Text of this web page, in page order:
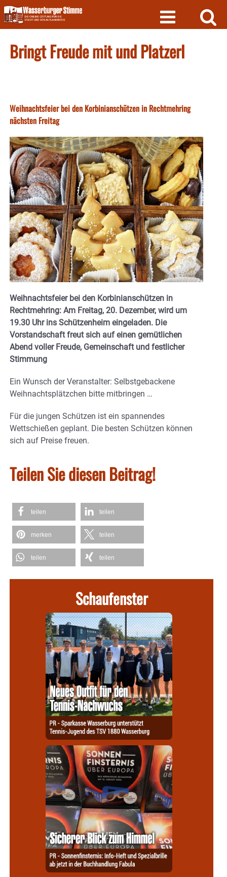
Skip
to
content
Bringt Freude mit und Platzerl
Weihnachtsfeier bei den Korbinianschützen in Rechtmehring
nächsten Freitag
Weihnachtsfeier bei den Korbinianschützen in
Rechtmehring: Am Freitag, 20. Dezember, wird um
19.30 Uhr ins Schützenheim eingeladen. Die
Vorstandschaft freut sich auf einen gemütlichen
Abend voller Freude, Gemeinschaft und festlicher
Stimmung
Ein Wunsch der Veranstalter: Selbstgebackene
Weihnachtsplätzchen bitte mitbringen …
Für die jungen Schützen ist ein spannendes
Wettschießen geplant. Die besten Schützen können
sich auf Preise freuen.
Teilen Sie diesen Beitrag!
teilen teilen
merken teilen
teilen teilen
Schaufenster